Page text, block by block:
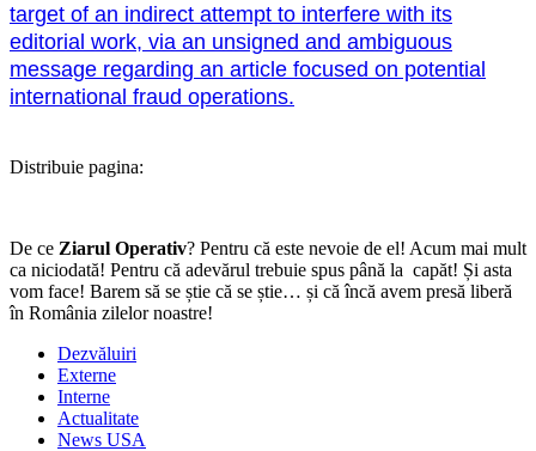
target of an indirect attempt to interfere with its
editorial work, via an unsigned and ambiguous
message regarding an article focused on potential
international fraud operations.
Distribuie pagina:
De ce Ziarul Operativ? Pentru că este nevoie de el! Acum mai mult
ca niciodată! Pentru că adevărul trebuie spus până la capăt! Și asta
vom face! Barem să se știe că se știe… și că încă avem presă liberă
în România zilelor noastre!
Dezvăluiri
Externe
Interne
Actualitate
News USA